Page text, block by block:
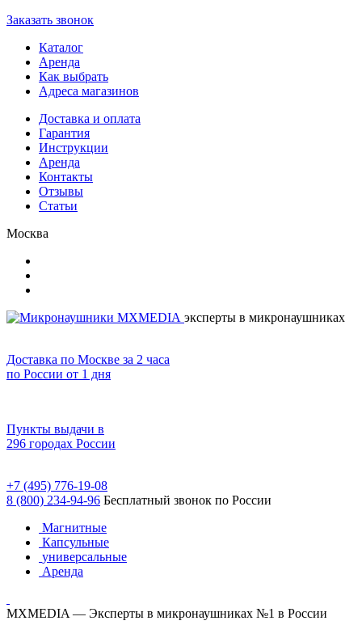
Заказать звонок
Каталог
Аренда
Как выбрать
Адреса магазинов
Доставка и оплата
Гарантия
Инструкции
Аренда
Контакты
Отзывы
Статьи
Москва
эксперты в микронаушниках
Доставка по Москве за 2 часа
по России от 1 дня
Пункты выдачи в
296 городах России
+7 (495) 776-19-08
8 (800) 234-94-96 Бесплатный звонок по России
Магнитные
Капсульные
универсальные
Аренда
MXMEDIA — Эксперты в микронаушниках №1 в России